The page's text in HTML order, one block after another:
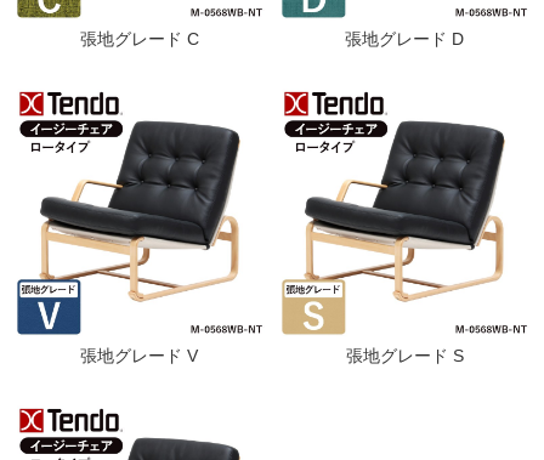
張地グレード C 張地グレード D
張地グレード V 張地グレード S